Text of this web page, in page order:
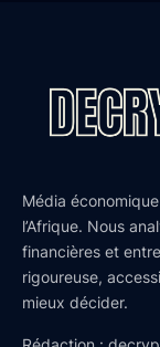
Média
l’Afrique. Nous
financières et
rigoureuse,
mieux décider.